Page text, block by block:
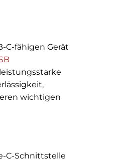
C-fähigen Gerät
wichtigen
C-Schnittstelle